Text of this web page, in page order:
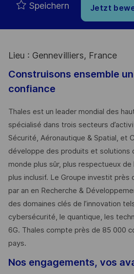
Speichern Jetzt
Lieu : Gennevilliers, France
Construisons ensemble
confiance
Thales est un leader mondial des
spécialisé dans trois secteurs
Sécurité, Aéronautique & Spatial, et
développe des produits et solutions
monde plus sûr, plus respectueux de
plus inclusif. Le Groupe investit près
par an en Recherche &
des domaines clés de l’innovation
cybersécurité, le quantique, les
6G. Thales compte près de 85 000
pays. ​
Nos engagements, vos